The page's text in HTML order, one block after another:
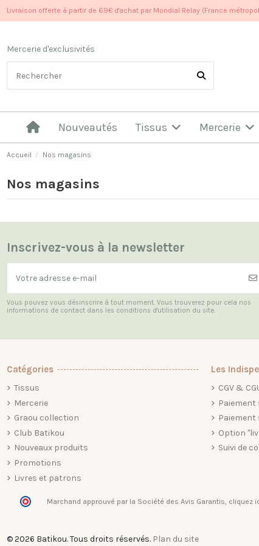
Livraison offerte à partir de 69€ d'achat par Mondial Relay (France
Mercerie d'exclusivités
Nouveautés Tissus Mercerie
Accueil Nos magasins
Nos magasins
Inscrivez-vous à la newsletter
Vous pouvez vous désinscrire à tout moment. Vous trouverez pour cela nos
informations de contact dans les conditions d'utilisation du site.
Catégories
Tissus
Mercerie
Graou collection
Club Batikou
Nouveaux produits
Promotions
Livres et patrons
Les
CGV &
Paiement
Paiement
Option
Suivi de
Marchand approuvé par la Société des Avis Garantis, cliquez
© 2026 Batikou. Tous droits réservés. Plan du site